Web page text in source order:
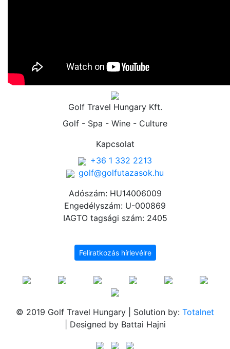
Golf Travel Hungary Kft.
Golf - Spa - Wine - Culture
Kapcsolat
+36 1 332 2213
golf@golfutazasok.hu
Adószám: HU14006009
Engedélyszám: U-000869
IAGTO tagsági szám: 2405
Feliratkozás hírlevélre
© 2019 Golf Travel Hungary | Solution by: Totalnet
| Designed by Battai Hajni